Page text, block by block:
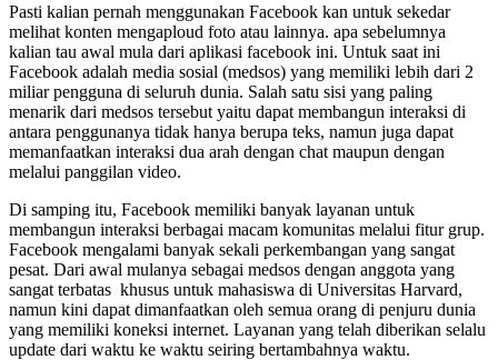
Pasti kalian pernah menggunakan Facebook kan untuk sekedar
melihat konten mengaploud foto atau lainnya. apa sebelumnya
kalian tau awal mula dari aplikasi facebook ini. Untuk saat ini
Facebook adalah media sosial (medsos) yang memiliki lebih dari 2
miliar pengguna di seluruh dunia. Salah satu sisi yang paling
menarik dari medsos tersebut yaitu dapat membangun interaksi di
antara penggunanya tidak hanya berupa teks, namun juga dapat
memanfaatkan interaksi dua arah dengan chat maupun dengan
melalui panggilan video.
Di samping itu, Facebook memiliki banyak layanan untuk
membangun interaksi berbagai macam komunitas melalui fitur grup.
Facebook mengalami banyak sekali perkembangan yang sangat
pesat. Dari awal mulanya sebagai medsos dengan anggota yang
sangat terbatas khusus untuk mahasiswa di Universitas Harvard,
namun kini dapat dimanfaatkan oleh semua orang di penjuru dunia
yang memiliki koneksi internet. Layanan yang telah diberikan selalu
update dari waktu ke waktu seiring bertambahnya waktu.